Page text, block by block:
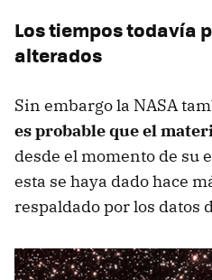
Los tiempos todavía
alterados
Sin embargo la NASA
es probable que el
desde el momento de su
esta se haya dado hace
respaldado por los datos